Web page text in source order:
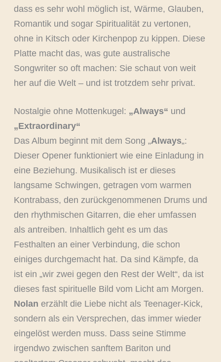
dass es sehr wohl möglich ist, Wärme, Glauben,
Romantik und sogar Spiritualität zu vertonen,
ohne in Kitsch oder Kirchenpop zu kippen. Diese
Platte macht das, was gute australische
Songwriter so oft machen: Sie schaut von weit
her auf die Welt – und ist trotzdem sehr privat.
Nostalgie ohne Mottenkugel: „Always“ und
„Extraordinary“
Das Album beginnt mit dem Song „Always„:
Dieser Opener funktioniert wie eine Einladung in
eine Beziehung. Musikalisch ist er dieses
langsame Schwingen, getragen vom warmen
Kontrabass, den zurückgenommenen Drums und
den rhythmischen Gitarren, die eher umfassen
als antreiben. Inhaltlich geht es um das
Festhalten an einer Verbindung, die schon
einiges durchgemacht hat. Da sind Kämpfe, da
ist ein „wir zwei gegen den Rest der Welt“, da ist
dieses fast spirituelle Bild vom Licht am Morgen.
Nolan erzählt die Liebe nicht als Teenager-Kick,
sondern als ein Versprechen, das immer wieder
eingelöst werden muss. Dass seine Stimme
irgendwo zwischen sanftem Bariton und